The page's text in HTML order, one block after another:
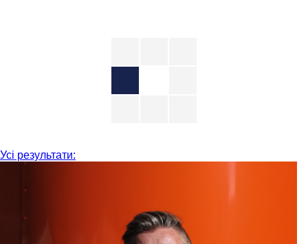
Усі результати: